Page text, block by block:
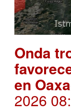
Onda
en
2026